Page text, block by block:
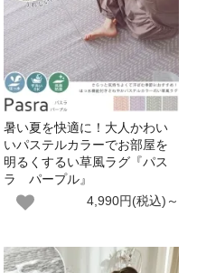
暑い夏を快適に！大人かわい
いパステルカラーでお部屋を
明るくするい草風ラグ『パス
ラ パープル』
4,990円(税込)～